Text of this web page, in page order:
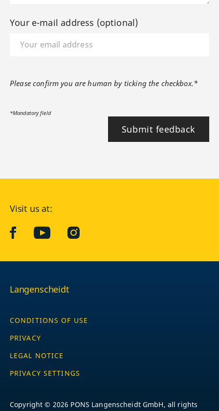
Your e-mail address (optional)
Please confirm you are human by ticking the checkbox.*
*Mandatory field
Submit feedback
Visit us at:
facebookYouTube Instagram
Langenscheidt
CONDITIONS OF USE
PRIVACY
LEGAL NOTICE
PRIVACY SETTINGS
Copyright © 2026 PONS Langenscheidt GmbH, all rights